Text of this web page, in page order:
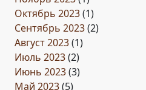
Октябрь 2023(1)
Сентябрь 2023(2)
Август 2023(1)
Июль 2023(2)
Июнь 2023(3)
Май 2023(5)